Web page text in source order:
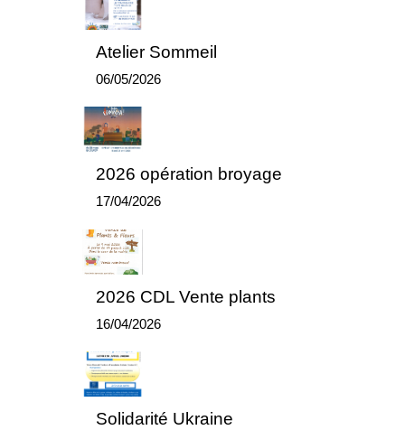
Atelier Sommeil
06/05/2026
2026 opération broyage
17/04/2026
2026 CDL Vente plants
16/04/2026
Solidarité Ukraine